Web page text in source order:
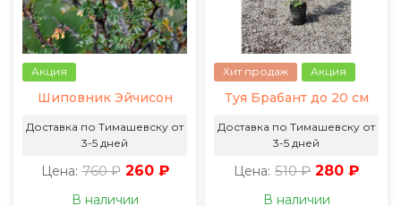
Акция
Шиповник Эйчисон
Доставка по Тимашевску от
3-5 дней
Цена: 760 ₽ 260 ₽
В наличии
Хит продаж Акция
Туя Брабант до 20 см
Доставка по Тимашевску от
3-5 дней
Цена: 510 ₽ 280 ₽
В наличии